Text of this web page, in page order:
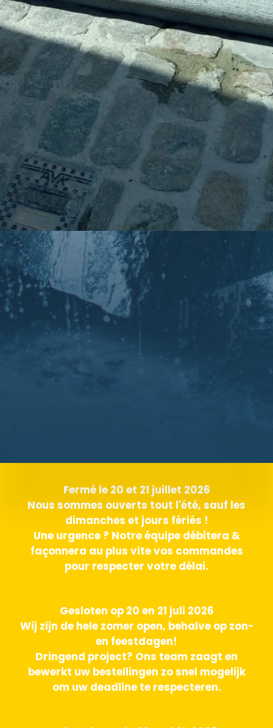
Fermé le 20 et 21 juillet 2026
Nous sommes ouverts tout l'été, sauf les
dimanches et jours fériés !
Une urgence ? Notre équipe débitera &
façonnera au plus vite vos commandes
pour respecter votre délai.
Gesloten op 20 en 21 juli 2026
Wij zijn de hele zomer open, behalve op zon-
en feestdagen!
Dringend project? Ons team zaagt en
bewerkt uw bestellingen zo snel mogelijk
om uw deadline te respecteren.